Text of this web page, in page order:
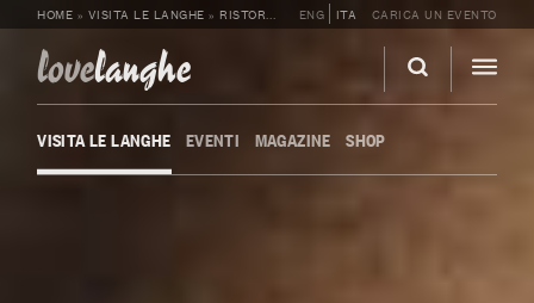
HOME » VISITA LE LANGHE » RISTORANTI »ALBAMARE
ENG ITA CARICA UN EVENTO
lovelanghe
VISITA LE LANGHE EVENTI MAGAZINE SHOP